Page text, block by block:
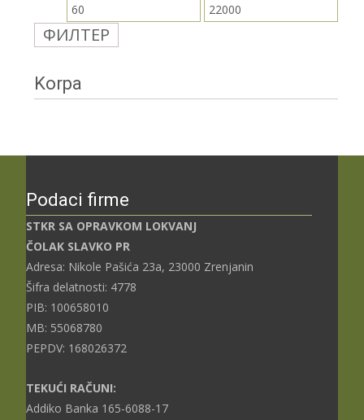
Минимална
цена
Максимална
ФИЛТЕР
Korpa
Podaci firme
STKR SA OPRAVKOM LOKVANJ
ČOLAK SLAVKO PR
Adresa: Nikole Pašića 23a, 23000 Zrenjanin
Šifra delatnosti: 4778
PIB: 100658010
MB: 55068780
PEPDV: 168026372
TEKUĆI RAČUNI:
Addiko Banka 165-6088-17